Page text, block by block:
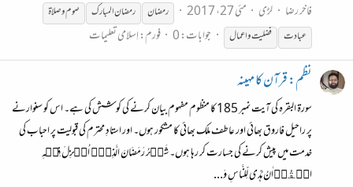
فاخر رضا
لڑی مئی 27، 2017 رمضان رمضانالمبارک
صوم و صلاۃ
عبادت
فضلیت و اعمال جوابات: 0 فورم:اِسلامی تعلیمات
نظم: قرآن کا مہینہ
سورة البقرہ کی آیت نمبر 185 کا منظوم مفہوم بیان کرنے کی کوشش کی ہے۔ اس کو سنوارنے
پر راحیل فاروق بھائی اور عاطف ملک بھائی کا مشکور ہوں۔ اور استادِ محترم کی قبولیت پر احباب کی
خدمت میں پیش کرنے کی جسارت کر رہا ہوں۔ شَہۡرُ رَمَضَانَ الَّذِیۡۤ اُنۡزِلَ فِیۡہِ
الۡقُرۡاٰنُ ہُدًی لِّلنَّاسِ وَ...